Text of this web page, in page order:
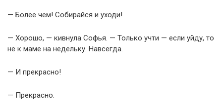
— Более чем! Собирайся и уходи!
— Хорошо, — кивнула Софья. — Только учти — если уйду, то
не к маме на недельку. Навсегда.
— И прекрасно!
— Прекрасно.